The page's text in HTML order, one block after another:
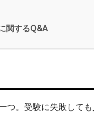
関するQ&A
つ。受験に失敗して